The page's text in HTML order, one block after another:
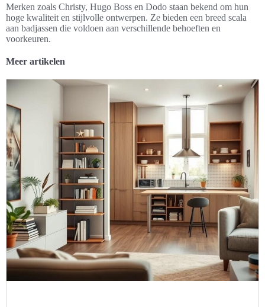
Merken zoals Christy, Hugo Boss en Dodo staan bekend om hun
hoge kwaliteit en stijlvolle ontwerpen. Ze bieden een breed scala
aan badjassen die voldoen aan verschillende behoeften en
voorkeuren.
Meer artikelen